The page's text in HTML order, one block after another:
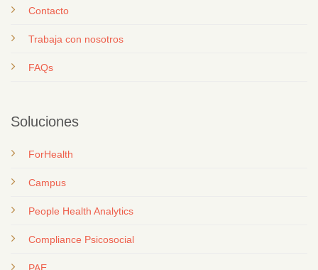
Contacto
Trabaja con nosotros
FAQs
Soluciones
ForHealth
Campus
People Health Analytics
Compliance Psicosocial